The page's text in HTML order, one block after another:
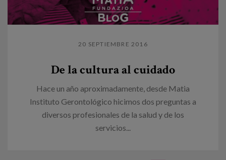
20 SEPTIEMBRE 2016
De la cultura al cuidado
Hace un año aproximadamente, desde Matia
Instituto Gerontológico hicimos dos preguntas a
diversos profesionales de la salud y de los
servicios...